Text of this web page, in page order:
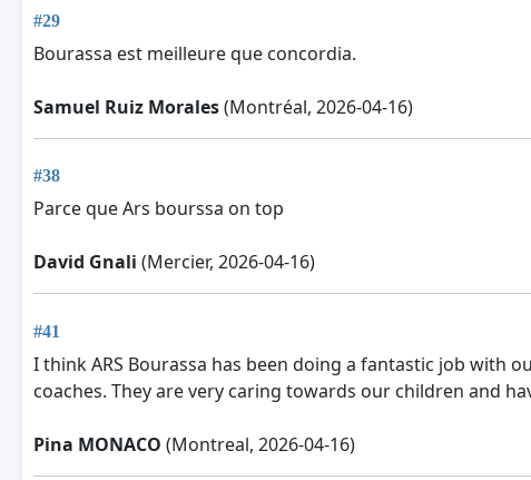
#29
Bourassa est meilleure que concordia.
Samuel Ruiz Morales(Montréal, 2026-04-16)
#38
Parce que Ars bourssa on top
David Gnali (Mercier, 2026-04-16)
#41
I think ARS Bourassa has been doing a fantastic job with
coaches. They are very caring towards our children and
Pina MONACO (Montreal, 2026-04-16)